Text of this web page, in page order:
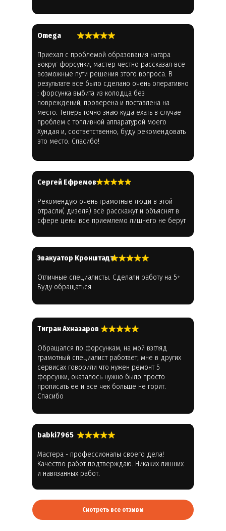
Omega
Приехал с проблемой образования нагара
вокруг форсунки, мастер честно рассказал все
возможные пути решения этого вопроса. В
результате все было сделано очень оперативно
: форсунка выбита из колодца без
повреждений, проверена и поставлена на
место. Теперь точно знаю куда ехать в случае
проблем с топливной аппаратурой моего
Хундая и, соответственно, буду рекомендовать
это место. Спасибо!
Cергей Ефремов
Рекомендую очень грамотные люди в этой
отрасли( дизеля) всё расскажут и объяснят в
сфере цены все приемлемо лишнего не берут
Эвакуатор Кронштадт
Отличные специалисты. Сделали работу на 5+
Буду обращаться
Тигран Ахназаров
Обращался по форсункам, на мой взгляд
грамотный специалист работает, мне в других
сервисах говорили что нужен ремонт 5
форсунки, оказалось нужно было просто
прописать ее и все чек больше не горит.
Спасибо
babki7965
Мастера - профессионалы своего дела!
Качество работ подтверждаю. Никаких лишних
и навязанных работ.
Смотреть все отзывы